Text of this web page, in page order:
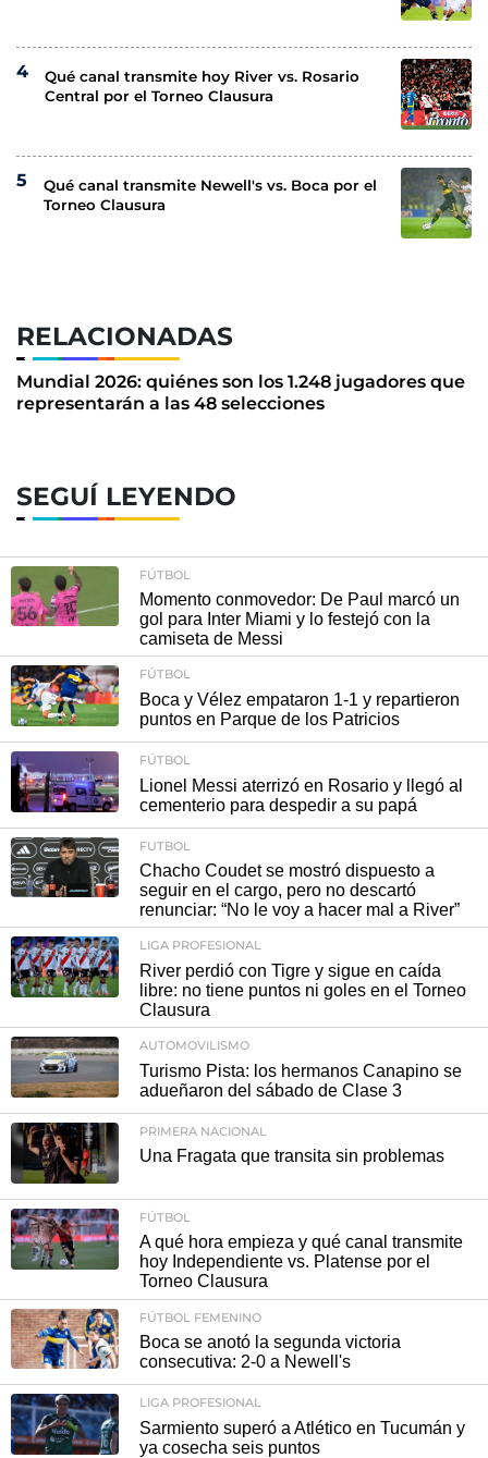
RELACIONADAS
Mundial 2026: quiénes son los 1.248 jugadores que
representarán a las 48 selecciones
Qué canal transmite hoy River vs. Rosario
Central por el Torneo Clausura
Qué canal transmite Newell's vs. Boca por el
Torneo Clausura
SEGUÍ LEYENDO
FÚTBOL
Momento conmovedor: De Paul marcó un
gol para Inter Miami y lo festejó con la
camiseta de Messi
FÚTBOL
Boca y Vélez empataron 1-1 y repartieron
puntos en Parque de los Patricios
FÚTBOL
Lionel Messi aterrizó en Rosario y llegó al
cementerio para despedir a su papá
FUTBOL
Chacho Coudet se mostró dispuesto a
seguir en el cargo, pero no descartó
renunciar: “No le voy a hacer mal a River”
LIGA PROFESIONAL
River perdió con Tigre y sigue en caída
libre: no tiene puntos ni goles en el Torneo
Clausura
AUTOMOVILISMO
Turismo Pista: los hermanos Canapino se
adueñaron del sábado de Clase 3
PRIMERA NACIONAL
Una Fragata que transita sin problemas
FÚTBOL
A qué hora empieza y qué canal transmite
hoy Independiente vs. Platense por el
Torneo Clausura
FÚTBOL FEMENINO
Boca se anotó la segunda victoria
consecutiva: 2-0 a Newell's
LIGA PROFESIONAL
Sarmiento superó a Atlético en Tucumán y
ya cosecha seis puntos